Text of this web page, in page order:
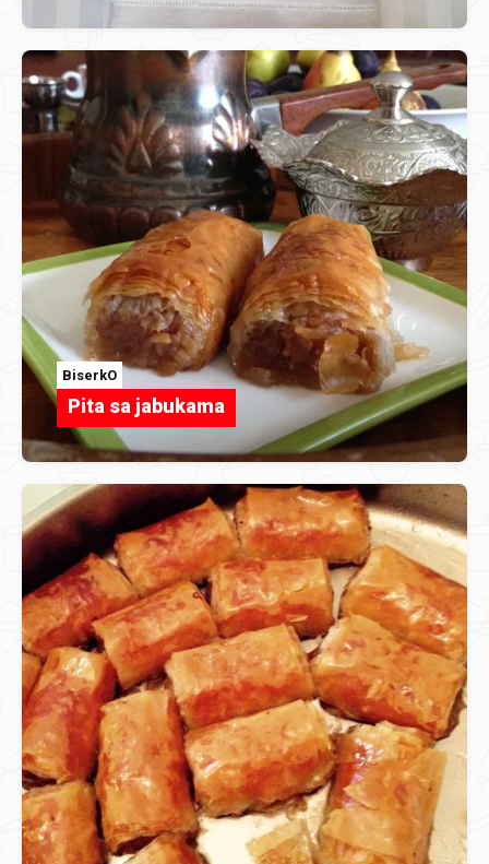
BiserkO
Pita sa jabukama